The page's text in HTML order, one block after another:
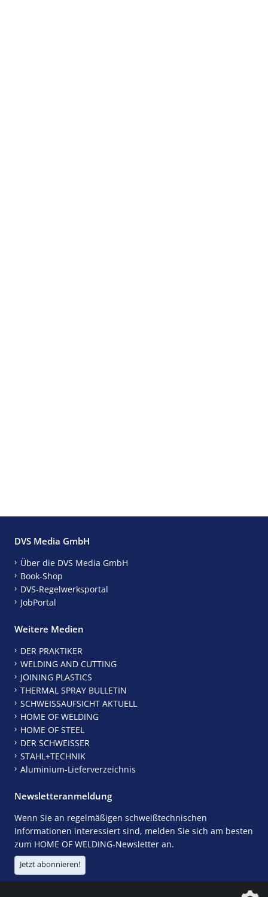
DVS Media GmbH
Über die DVS Media GmbH
Book-Shop
DVS-Regelwerksportal
JobPortal
Weitere Medien
DER PRAKTIKER
WELDING AND CUTTING
JOINING PLASTICS
THERMAL SPRAY BULLETIN
SCHWEISSAUFSICHT AKTUELL
HOME OF WELDING
HOME OF STEEL
DER SCHWEISSER
STAHL+TECHNIK
Aluminium-Lieferverzeichnis
Newsletteranmeldung
Wenn Sie an regelmäßigen schweißtechnischen
Informationen interessiert sind, melden Sie sich am besten
zum HOME OF WELDING-Newsletter an.
Jetzt abonnieren!